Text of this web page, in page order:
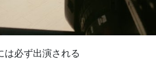
は必ず出演される